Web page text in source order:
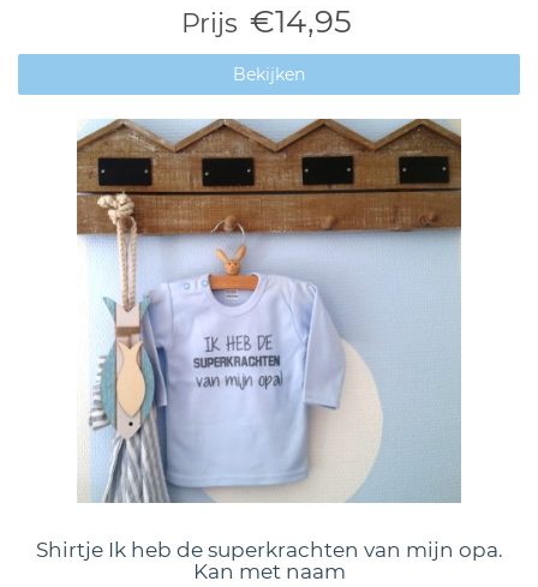
Prijs €14,95
Bekijken
Shirtje Ik heb de superkrachten van mijn opa.
Kan met naam